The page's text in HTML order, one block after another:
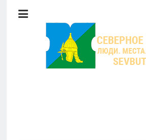
Район
Мероприятия